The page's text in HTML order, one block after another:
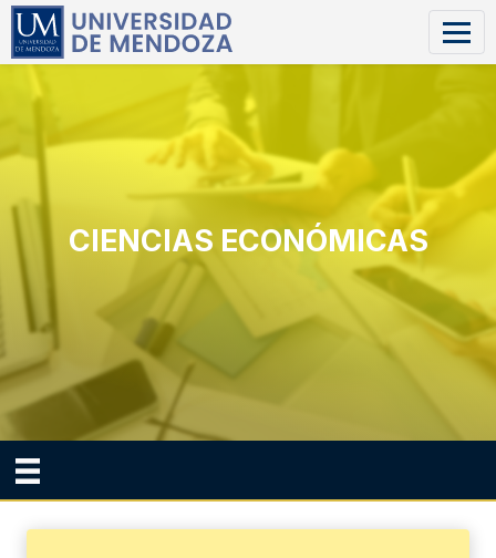
CIENCIAS ECONÓMICAS